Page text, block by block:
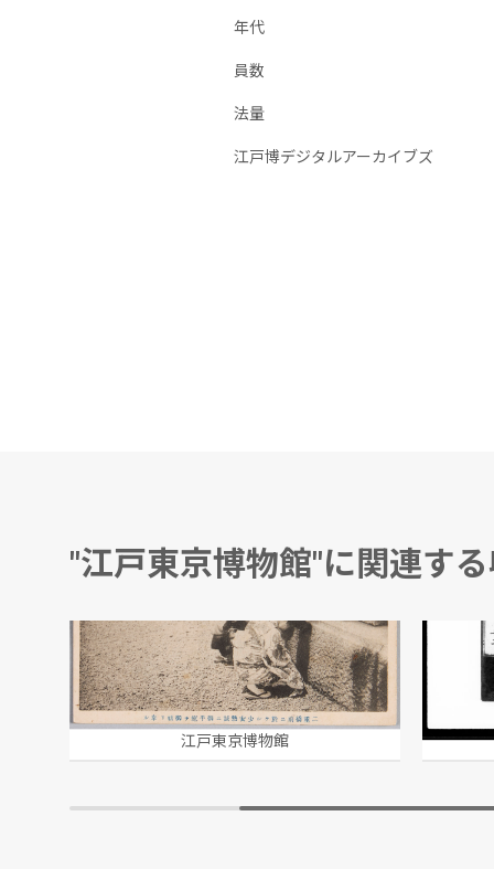
年代
員数
法量
江戸博デジタルアーカイブズ
"江戸東京博物館"に関連す
二重橋に於ける少女熱誠に御平愈を御祈り奉る
江戸東京博物館
大政